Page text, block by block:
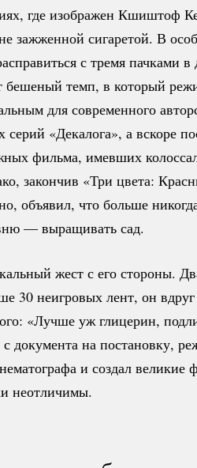
где изображен Кшиштоф
зажженной сигаретой. В
с тремя пачками в
бешеный темп, в который
для современного
серий «Декалога», а вскоре
фильма, имевших
закончив «Три цвета:
объявил, что больше
— выращивать сад.
жест с его стороны.
30 неигровых лент, он
«Лучше уж глицерин,
документа на постановку,
и создал
неотличимы.